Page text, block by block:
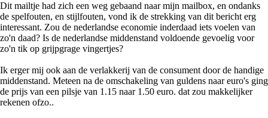
Dit mailtje had zich een weg gebaand naar mijn mailbox, en ondanks
de spelfouten, en stijlfouten, vond ik de strekking van dit bericht erg
interessant. Zou de nederlandse economie inderdaad iets voelen van
zo'n daad? Is de nederlandse middenstand voldoende gevoelig voor
zo'n tik op grijpgrage vingertjes?
Ik erger mij ook aan de verlakkerij van de consument door de handige
middenstand. Meteen na de omschakeling van guldens naar euro's ging
de prijs van een pilsje van 1.15 naar 1.50 euro. dat zou makkelijker
rekenen ofzo..